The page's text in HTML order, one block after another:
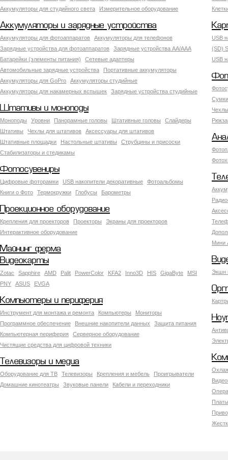
Аккумуляторы для студийного света
Измерительное оборудование
Аккумуляторы и зарядные устройства
Аккумуляторы для фотоаппаратов
Аккумуляторы для телефонов
Зарядные устройства для фотоаппаратов
Зарядные устройства AA/AAA
Батарейки (элементы питания)
Сетевые адаптеры
Автомобильные зарядные устройства
Портативные аккумуляторы
Аккумуляторы для GoPro
Аккумуляторы студийные
Аккумуляторы для накамерных вспышек
Зарядные устройства студийные
USB
(SD)
USB
Штативы и моноподы
Моноподы Уровни Панорамные головы Штативные головы
Слайдеры
Штативы
Чехлы для штативов
Аксессуары для штативов
Штативные площадки
Настольные штативы
Струбцины и присоски
Стабилизаторы и стедикамы
Фотосувениры
Цифровые фоторамки USB накопители декоративные
Фотоальбомы
Книги о Фото
Термокружки Глобусы Барометры
Мини
Проекционное оборудование
Крепления для проекторов Проекторы
Экраны для проекторов
Интерактивное оборудование
Майнинг ферма
Экшн
Видеокарты
Zotac Sapphire AMD Palit PowerColor KFA2 Inno3D HIS GigaByte
MSI
PNY
ASUS EVGA
Компьютеры и периферия
Инструмент для монтажа и ремонта Компьютеры
Мониторы
Программное обеспечение
Внешние накопители данных
Защита питания
Компьютерная периферия
Серверное оборудование
Чистящие средства для цифровой техники
Телевизоры и медиа
Оборудование для ТВ Телевизоры Крепления и мебель
Проигрыватели
Домашние кинотеатры
Звуковые панели Кабели и переходники